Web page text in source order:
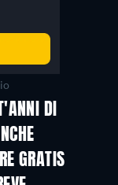
DI
GRATIS